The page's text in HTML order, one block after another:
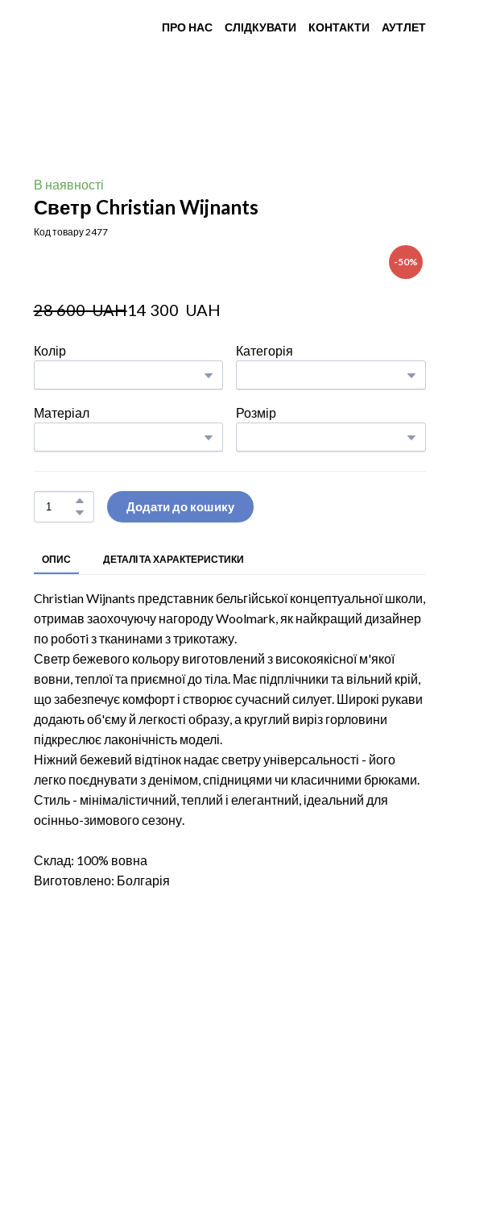
ПРО НАС СЛІДКУВАТИ КОНТАКТИ АУТЛЕТ
В наявності
Светр Christian Wijnants
Код товару 2477
-50%
28 600  UAH14 300  UAH
Колір Категорія
Матеріал Розмір
Додати до кошику
ОПИС ДЕТАЛІ ТА ХАРАКТЕРИСТИКИ
Christian Wijnants представник бельгiйської концептуальної школи,
отримав заохочуючу нагороду Woolmark, як найкращий дизайнер
по роботi з тканинами з трикотажу.
Светр бежевого кольору виготовлений з високоякісної м'якої
вовни, теплої та приємної до тіла. Має підплічники та вільний крій,
що забезпечує комфорт і створює сучасний силует. Широкі рукави
додають об'єму й легкості образу, а круглий виріз горловини
підкреслює лаконічність моделі.
Ніжний бежевий відтінок надає светру універсальності - його
легко поєднувати з денімом, спідницями чи класичними брюками.
Стиль - мінімалістичний, теплий і елегантний, ідеальний для
осінньо-зимового сезону.
Склад: 100% вовна
Виготовлено: Болгарія